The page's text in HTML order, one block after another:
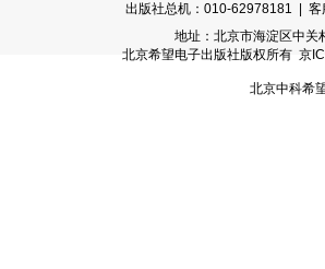
出版社总机：010-62978181 |
地址：北京市海淀区中关
北京希望电子出版社版权所有 京
北京中科希